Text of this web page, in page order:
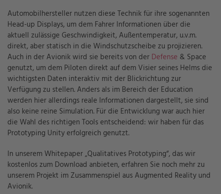
Automobilhersteller nutzen diese Technik für ihre sogenannten
Head-up Displays, um dem Fahrer Informationen über die
aktuell zulässige Geschwindigkeit, Außentemperatur, u.v.m.
direkt, aber statisch in die Windschutzscheibe zu projizieren.
Auch in der Avionik wird sie bereits von der Defense & Space
genutzt, um dem Piloten direkt auf dem Visier seines Helms die
wichtigsten Daten interaktiv mit der Blickrichtung zur
Verfügung zu stellen. Anders als im Bereich der Education
werden hier allerdings reale Informationen dargestellt, sie sind
also keine reine Simulation. Für die Entwicklung war auch hier
die Wahl des richtigen Tools entscheidend: wir haben für das
Prototyping Unity erfolgreich genutzt.
In unserem Whitepaper „Qualitatives Prototyping“, das wir
kostenlos zum Download anbieten, erfahren Sie noch mehr zu
unserem Projekt im Zusammenspiel aus Augmented Reality und
Avionik.